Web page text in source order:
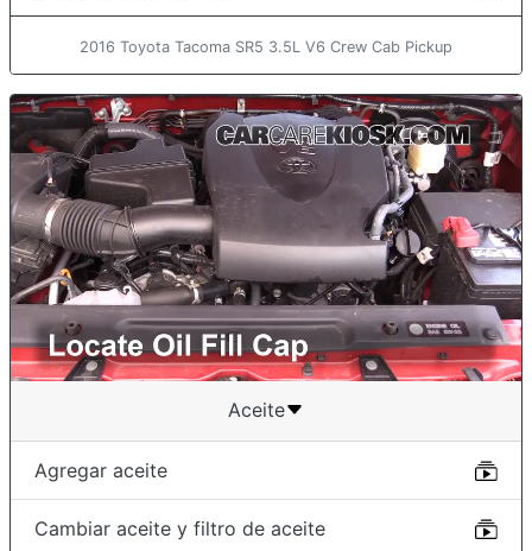
2016 Toyota Tacoma SR5 3.5L V6 Crew Cab Pickup
Aceite
Agregar aceite
Cambiar aceite y filtro de aceite